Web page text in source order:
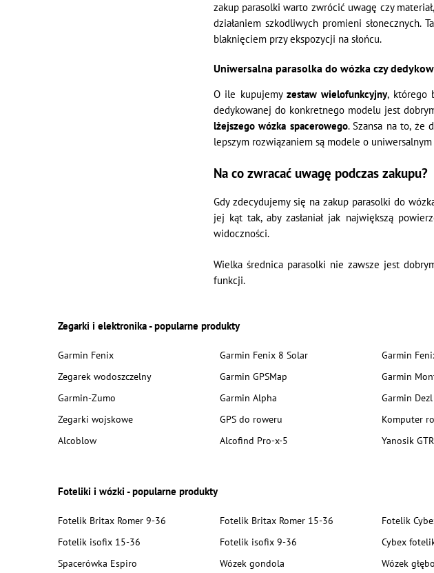
zakup parasolki warto zwrócić uwagę czy
działaniem szkodliwych promieni
blaknięciem przy ekspozycji na słońcu.
Uniwersalna parasolka do wózka czy
O ile kupujemy zestaw wielofunkcyjny, którego
dedykowanej do konkretnego modelu jest
lżejszego wózka spacerowego. Szansa na to, że
lepszym rozwiązaniem są modele o
Na co zwracać uwagę podczas zakupu?
Gdy zdecydujemy się na zakup parasolki do
jej kąt tak, aby zasłaniał jak największą
widoczności.
Wielka średnica parasolki nie zawsze jest
funkcji.
Zegarki i elektronika - popularne produkty
Garmin Fenix Garmin Fenix 8 Solar Garmin
Zegarek wodoszczelny
Garmin GPSMap Garmin
Garmin-Zumo
Garmin Alpha Garmin Dezl
Zegarki wojskowe
GPS do roweru Komputer
Alcoblow
Alcofind Pro-x-5 Yanosik
Foteliki i wózki - popularne produkty
Fotelik Britax Romer 9-36 Fotelik Britax Romer 15-36 Fotelik
Fotelik isofix 15-36
Fotelik isofix 9-36 Cybex
Spacerówka Espiro
Wózek gondola Wózek